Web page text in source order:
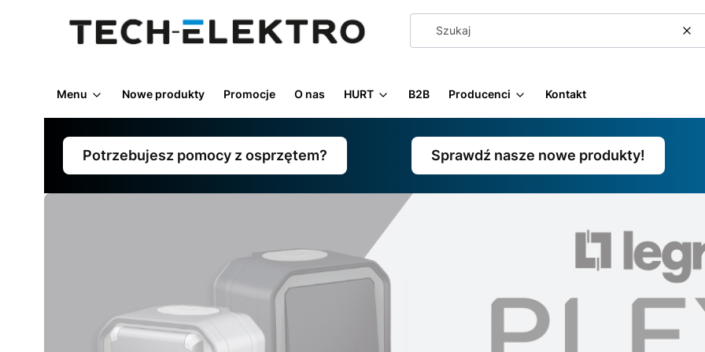
Menu Nowe produkty Promocje O nas HURT B2B Producenci Kontakt
Potrzebujesz pomocy z osprzętem? Sprawdź nasze nowe produkty!